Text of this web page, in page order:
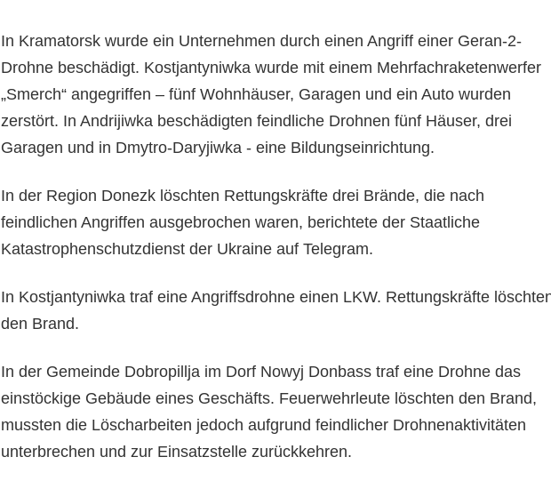
In Kramatorsk wurde ein Unternehmen durch einen Angriff einer Geran-2-
Drohne beschädigt. Kostjantyniwka wurde mit einem Mehrfachraketenwerfer
„Smerch“ angegriffen – fünf Wohnhäuser, Garagen und ein Auto wurden
zerstört. In Andrijiwka beschädigten feindliche Drohnen fünf Häuser, drei
Garagen und in Dmytro-Daryjiwka - eine Bildungseinrichtung.
In der Region Donezk löschten Rettungskräfte drei Brände, die nach
feindlichen Angriffen ausgebrochen waren, berichtete der Staatliche
Katastrophenschutzdienst der Ukraine auf Telegram.
In Kostjantyniwka traf eine Angriffsdrohne einen LKW. Rettungskräfte
den Brand.
In der Gemeinde Dobropillja im Dorf Nowyj Donbass traf eine Drohne das
einstöckige Gebäude eines Geschäfts. Feuerwehrleute löschten den Brand,
mussten die Löscharbeiten jedoch aufgrund feindlicher Drohnenaktivitäten
unterbrechen und zur Einsatzstelle zurückkehren.